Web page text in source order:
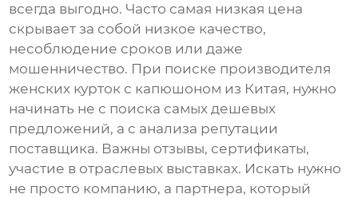
всегда выгодно. Часто самая низкая цена
скрывает за собой низкое качество,
несоблюдение сроков или даже
мошенничество. При поиске производителя
женских курток с капюшоном из Китая, нужно
начинать не с поиска самых дешевых
предложений, а с анализа репутации
поставщика. Важны отзывы, сертификаты,
участие в отраслевых выставках. Искать нужно
не просто компанию, а партнера, который